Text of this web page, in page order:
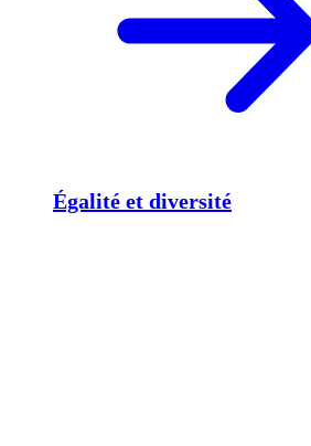
Égalité et diversité